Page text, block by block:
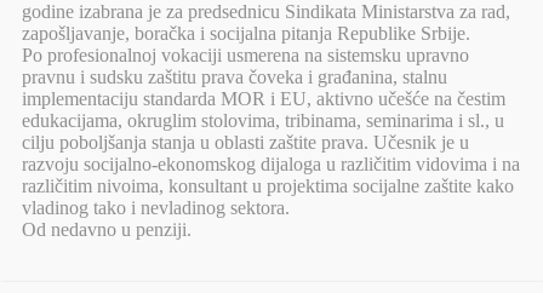
godine izabrana je za predsednicu Sindikata Ministarstva za rad,
zapošljavanje, boračka i socijalna pitanja Republike Srbije.
Po profesionalnoj vokaciji usmerena na sistemsku upravno
pravnu i sudsku zaštitu prava čoveka i građanina, stalnu
implementaciju standarda MOR i EU, aktivno učešće na čestim
edukacijama, okruglim stolovima, tribinama, seminarima i sl., u
cilju poboljšanja stanja u oblasti zaštite prava. Učesnik je u
razvoju socijalno-ekonomskog dijaloga u različitim vidovima i na
različitim nivoima, konsultant u projektima socijalne zaštite kako
vladinog tako i nevladinog sektora.
Od nedavno u penziji.